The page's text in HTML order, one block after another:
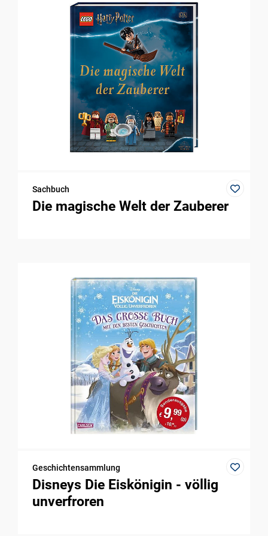
Sachbuch
Die magische Welt der Zauberer
Geschichtensammlung
Disneys Die Eiskönigin - völlig
unverfroren